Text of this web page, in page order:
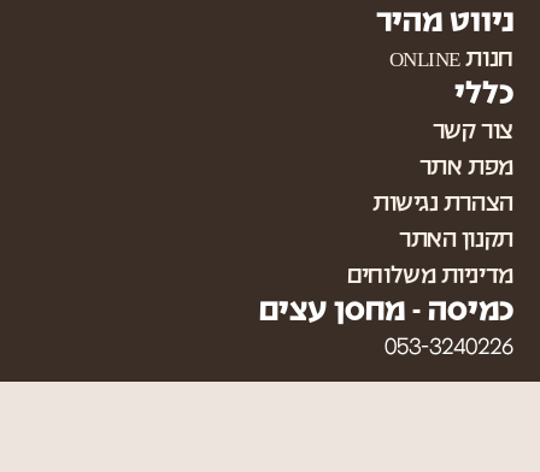
ניווט מהיר
חנות ONLINE
כללי
צור קשר
מפת אתר
הצהרת נגישות
תקנון האתר
מדיניות משלוחים
כמיסה - מחסן עצים
053-3240226